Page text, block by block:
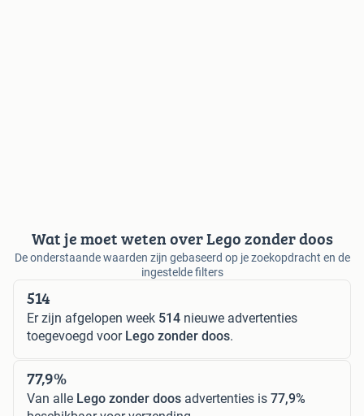
Wat je moet weten over Lego zonder doos
De onderstaande waarden zijn gebaseerd op je zoekopdracht en de
ingestelde filters
514
Er zijn afgelopen week 514 nieuwe advertenties
toegevoegd voor Lego zonder doos.
77,9%
Van alle Lego zonder doos advertenties is 77,9%